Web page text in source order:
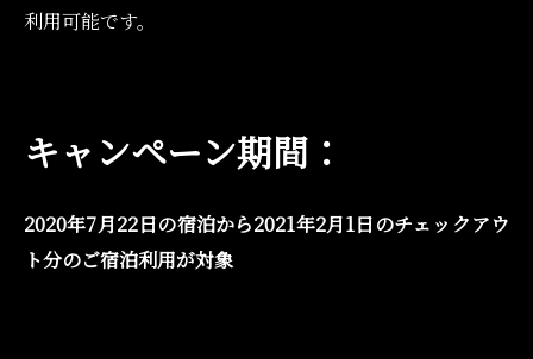
利用可能です。
キャンペーン期間：
2020年7月22日の宿泊から2021年2月1日のチェックアウ
ト分のご宿泊利用が対象